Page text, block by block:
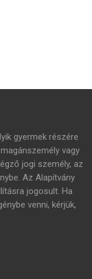
gyermek részére
vagy
jogi személy, az
Az Alapítvány
jogosult. Ha
venni, kérjük,